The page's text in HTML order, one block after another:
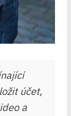
účet,
a